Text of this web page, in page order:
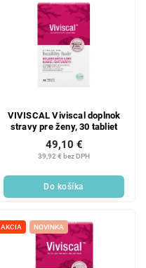
VIVISCAL Viviscal doplnok
stravy pre ženy, 30 tabliet
39,92 € bez DPH
49,10 €
Do košíka
AKCIA NOVINKA